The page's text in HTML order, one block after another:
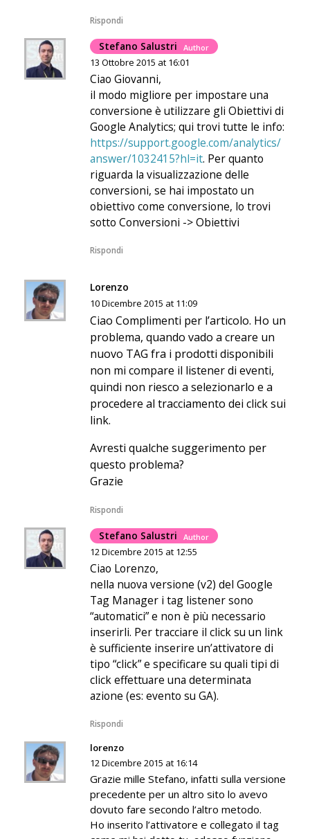
Rispondi
Stefano Salustri Author
13 Ottobre 2015 at 16:01
Ciao Giovanni,
il modo migliore per impostare una
conversione è utilizzare gli Obiettivi di
Google Analytics; qui trovi tutte le info:
https://support.google.com/analytics/
answer/1032415?hl=it. Per quanto
riguarda la visualizzazione delle
conversioni, se hai impostato un
obiettivo come conversione, lo trovi
sotto Conversioni -> Obiettivi
Rispondi
Lorenzo
10 Dicembre 2015 at 11:09
Ciao Complimenti per l’articolo. Ho un
problema, quando vado a creare un
nuovo TAG fra i prodotti disponibili
non mi compare il listener di eventi,
quindi non riesco a selezionarlo e a
procedere al tracciamento dei click sui
link.
Avresti qualche suggerimento per
questo problema?
Grazie
Rispondi
Stefano Salustri Author
12 Dicembre 2015 at 12:55
Ciao Lorenzo,
nella nuova versione (v2) del Google
Tag Manager i tag listener sono
“automatici” e non è più necessario
inserirli. Per tracciare il click su un link
è sufficiente inserire un’attivatore di
tipo “click” e specificare su quali tipi di
click effettuare una determinata
azione (es: evento su GA).
Rispondi
lorenzo
12 Dicembre 2015 at 16:14
Grazie mille Stefano, infatti sulla versione
precedente per un altro sito lo avevo
dovuto fare secondo l’altro metodo.
Ho inserito l’attivatore e collegato il tag